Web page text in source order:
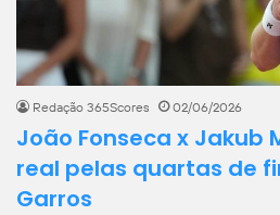
Redação 365Scores 02/06/2026
João Fonseca x Jakub
real pelas quartas de
Garros